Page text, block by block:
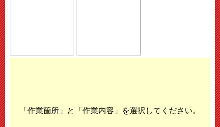
「作業箇所」と「作業内容」を選択してください。